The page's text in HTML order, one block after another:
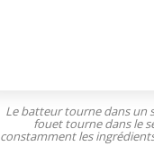
Le batteur tourne dans un
fouet tourne dans le
constamment les